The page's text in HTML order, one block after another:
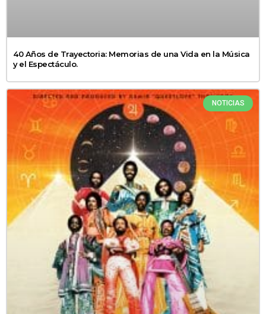
40 Años de Trayectoria: Memorias de una Vida en la Música
y el Espectáculo.
NOTICIAS